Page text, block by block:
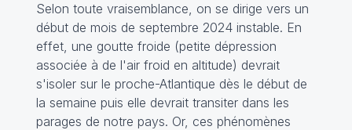
Selon toute vraisemblance, on se dirige vers un
début de mois de septembre 2024 instable. En
effet, une goutte froide (petite dépression
associée à de l'air froid en altitude) devrait
s'isoler sur le proche-Atlantique dès le début de
la semaine puis elle devrait transiter dans les
parages de notre pays. Or, ces phénomènes